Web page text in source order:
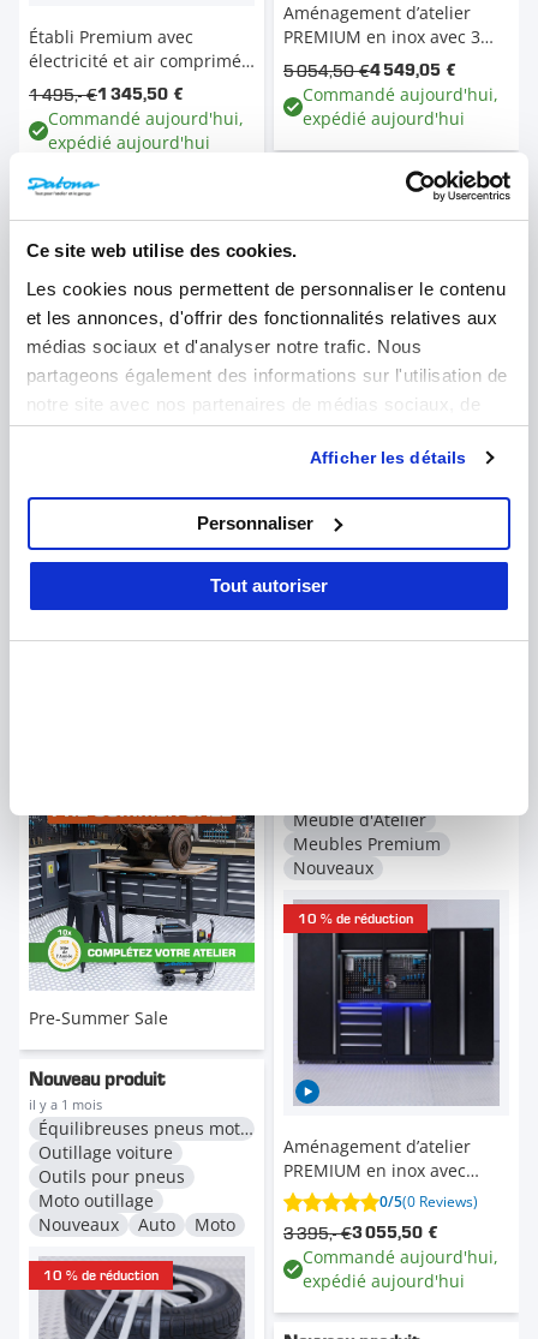
Ce site web utilise des cookies.
Les cookies nous permettent de personnaliser le contenu
et les annonces, d'offrir des fonctionnalités relatives aux
médias sociaux et d'analyser notre trafic. Nous
partageons également des informations sur l'utilisation de
notre site avec nos partenaires de médias sociaux, de
publicité et d'analyse, qui peuvent combiner celles-ci
avec d'autres informations que vous leur avez fournies ou
Afficher les détails
Tout autoriser
Personnaliser
Établi Premium avec
électricité et air comprimé -
136 cm - plan de travail en
inox
1 345,50 €
1 495,- €
Commandé aujourd'hui,
expédié aujourd'hui
Outils pneumatiques
Nouveaux
10 % de réduction
Pistolet à peinture HVLP
avec godet supérieur de
600 ml pour peinture et
116,10 €
129,- €
Commandé aujourd'hui,
Pre-Summer Sale
Nouveau produit
il y a 1 mois
Équilibreuses pneus moto
Outillage voiture
Outils pour pneus
Moto outillage
Nouveaux
Auto Moto
10 % de réduction
Aménagement d’atelier
PREMIUM en inox avec 3
blocs-tiroirs - 354 cm
4 549,05 €
5 054,50 €
Commandé aujourd'hui,
expédié aujourd'hui
Nouveau produit
Aménagement d'atelier
Meuble d'Atelier
Meubles Premium
Nouveaux
10 % de réduction
Aménagement d’atelier
4 225,50 €
4 695,- €
Meuble d'Atelier
Meubles Premium
Nouveaux
10 % de réduction
Aménagement d’atelier
PREMIUM en inox avec
tiroir et armoire à portes -
285 cm
0/5(0 Reviews)
3 055,50 €
3 395,- €
Commandé aujourd'hui,
expédié aujourd'hui